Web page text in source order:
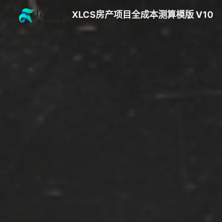
XLCS房产项目全成本测算模版 V10